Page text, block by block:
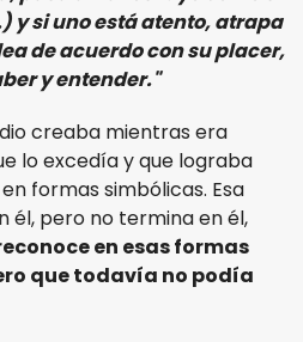
y si uno está atento, atrapa
de acuerdo con su placer,
y entender."
creaba mientras era
lo excedía y que lograba
formas simbólicas. Esa
él, pero no termina en él,
en esas formas
que todavía no podía